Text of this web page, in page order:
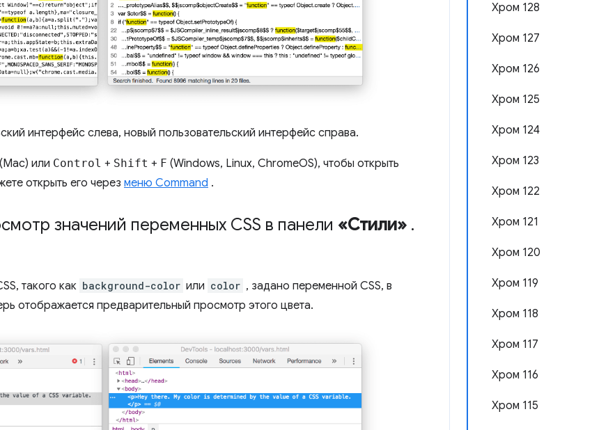
Хром 128
Хром 127
Хром 126
Хром 125
Хром 124
Хром 123
Хром 122
Хром 121
Хром 120
Хром 119
Хром 118
Хром 117
Хром 116
Хром 115
интерфейс слева, новый пользовательский интерфейс справа.
(Mac) или Control + Shift + F (Windows, Linux, ChromeOS), чтобы открыть
открыть его через меню Command .
значений переменных CSS в панели «Стили» .
такого как background-color или color , задано переменной CSS, в
отображается предварительный просмотр этого цвета.